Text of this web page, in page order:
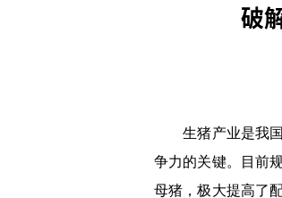
破
生猪产业是我国
争力的关键。目前
母猪，极大提高了